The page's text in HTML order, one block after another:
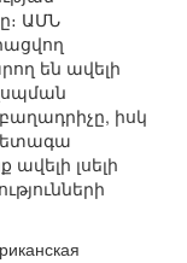
ԱՄՆ
են ավելի
իսկ
ավելի լսելի